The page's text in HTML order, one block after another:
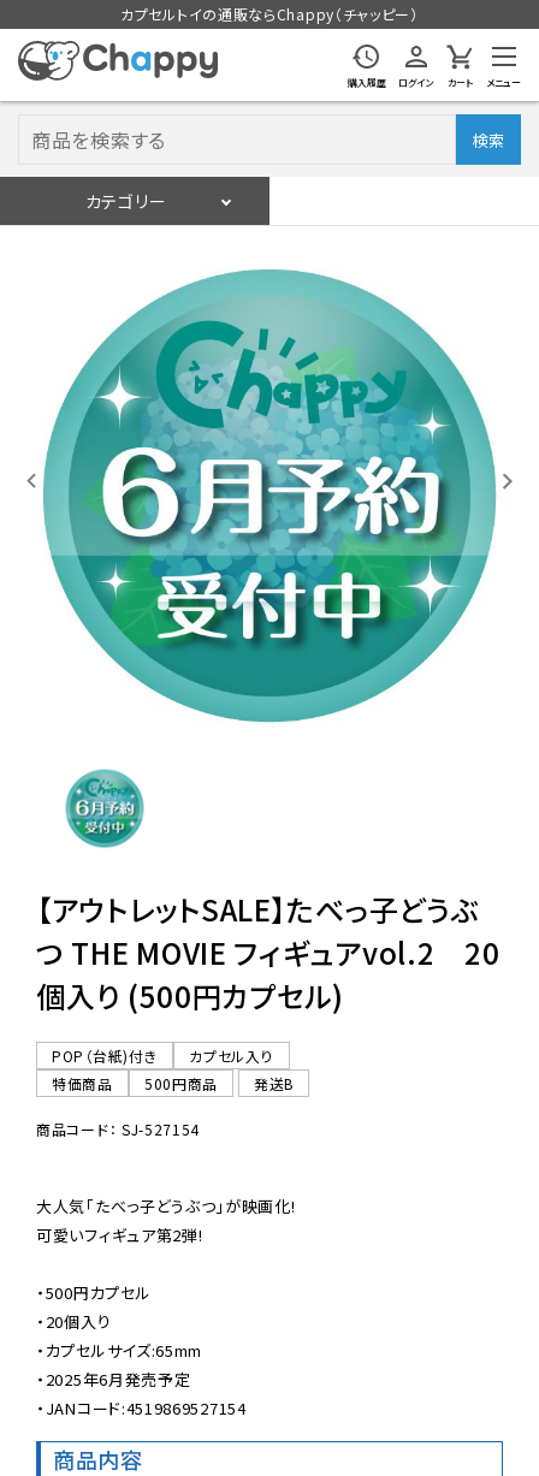
カプセルトイの通販ならChappy（チャッピー）
購入履歴 ログイン カート メニュー
検索
カテゴリー
入荷スケジュールをチェック
カプセルトイマシン本体
カプセルトイ
販促用空カプセル
レンタル
景品・玩具・文具
販促用カプセルトイ
ご利用ガイド
06-6282-7659
【アウトレットSALE】たべっ子どうぶ
つ THE MOVIE フィギュアvol.2 20
個入り (500円カプセル)
POP（台紙)付き
カプセル入り
特価商品
500円商品 発送B
商品コード： SJ-527154
大人気「たべっ子どうぶつ」が映画化!
可愛いフィギュア第2弾!
・500円カプセル
・20個入り
・カプセルサイズ:65mm
・2025年6月発売予定
・JANコード:4519869527154
商品内容